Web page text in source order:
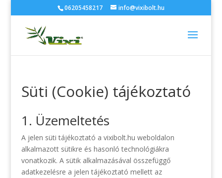
06205458217 info@vixibolt.hu
Süti (Cookie) tájékoztató
1. Üzemeltetés
A jelen süti tájékoztató a vixibolt.hu weboldalon
alkalmazott sütikre és hasonló technológiákra
vonatkozik. A sütik alkalmazásával összefüggő
adatkezelésre a jelen tájékoztató mellett az